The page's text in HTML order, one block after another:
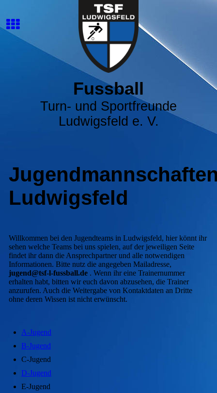
Fussball
Turn- und Sportfreunde
Ludwigsfeld e. V.
Ludwigsfeld
Willkommen bei den Jugendteams in Ludwigsfeld, hier könnt ihr
sehen welche Teams bei uns spielen, auf der jeweiligen Seite
findet ihr dann die Ansprechpartner und alle notwendigen
Informationen. Bitte nutz die angegeben Mailadresse,
jugend@tsf-l-fussball.de. Wenn ihr eine Trainernummer
erhalten habt, bitten wir euch davon abzusehen, die Trainer
anzurufen. Auch die Weitergabe von Kontaktdaten an Dritte
ohne deren Wissen ist nicht erwünscht.
A-Jugend
B-Jugend
C-Jugend
D-Jugend
E-Jugend